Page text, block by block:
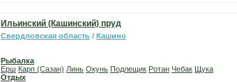
Ильинский (Кашинский) пруд
Свердловская область / Кашино
Рыбалка
Ерш Карп (Сазан) Линь Окунь Подлещик Ротан Чебак Щука
Отдых